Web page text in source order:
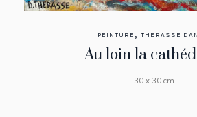
PEINTURE , THERASSE
Au loin la
30 x 30 cm